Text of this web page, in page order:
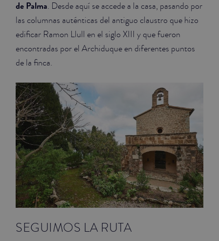
de Palma. Desde aquí se accede a la casa, pasando por
las columnas auténticas del antiguo claustro que hizo
edificar Ramon Llull en el siglo XIII y que fueron
encontradas por el Archiduque en diferentes puntos
de la finca.
SEGUIMOS LA RUTA